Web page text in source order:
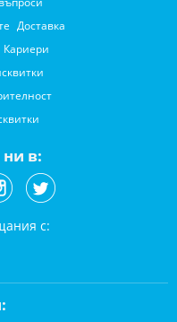
Доставка
Кариери
в:
с: